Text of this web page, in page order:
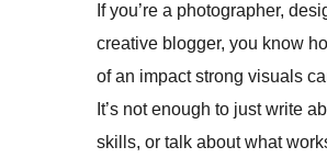
If you’re a photographer,
creative blogger, you know
of an impact strong visuals
It’s not enough to just write
skills, or talk about what